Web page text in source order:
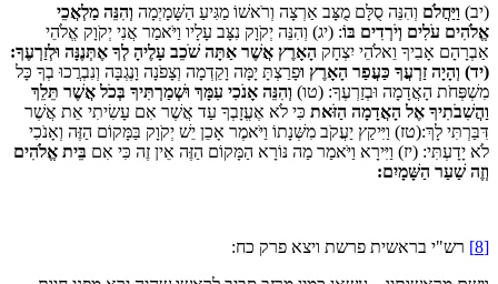
(יב) וַיַּחֲלֹם וְהִנֵּה סֻלָּם מֻצָּב אַרְצָה וְרֹאשׁוֹ מַגִּיעַ הַשָּׁמָיְמָה וְהִנֵּה מַלְאֲכֵי
אֱלֹהִים עֹלִים וְיֹרְדִים בּוֹ: (יג) וְהִנֵּה יְקֹוָק נִצָּב עָלָיו וַיֹּאמַר אֲנִי יְקֹוָק אֱלֹהֵי
אַבְרָהָם אָבִיךָ וֵאלֹהֵי יִצְחָק הָאָרֶץ אֲשֶׁר אַתָּה שֹׁכֵב עָלֶיהָ לְךָ אֶתְּנֶנָּה וּלְזַרְעֶךָ:
(יד) וְהָיָה זַרְעֲךָ כַּעֲפַר הָאָרֶץ וּפָרַצְתָּ יָמָּה וָקֵדְמָה וְצָפֹנָה וָנֶגְבָּה וְנִבְרֲכוּ בְךָ כָּל
מִשְׁפְּחֹת הָאֲדָמָה וּבְזַרְעֶךָ: (טו) וְהִנֵּה אָנֹכִי עִמָּךְ וּשְׁמַרְתִּיךָ בְּכֹל אֲשֶׁר תֵּלֵךְ
וַהֲשִׁבֹתִיךָ אֶל הָאֲדָמָה הַזֹּאת כִּי לֹא אֶעֱזָבְךָ עַד אֲשֶׁר אִם עָשִׂיתִי אֵת אֲשֶׁר
דִּבַּרְתִּי לָךְ:(טז) וַיִּיקַץ יַעֲקֹב מִשְּׁנָתוֹ וַיֹּאמֶר אָכֵן יֵשׁ יְקֹוָק בַּמָּקוֹם הַזֶּה וְאָנֹכִי
לֹא יָדָעְתִּי: (יז) וַיִּירָא וַיֹּאמַר מַה נּוֹרָא הַמָּקוֹם הַזֶּה אֵין זֶה כִּי אִם בֵּית אֱלֹהִים
וְזֶה שַׁעַר הַשָּׁמָיִם:
[8]
רש"י בראשית פרשת ויצא פרק כח: